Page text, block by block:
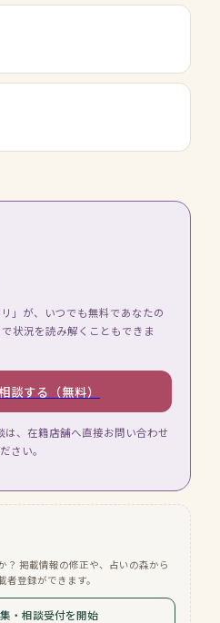
」が、いつでも無料であなたの
状況を読み解くこともできま
談する（無料）
は、在籍店舗へ直接お問い合わせ
さい。
？ 掲載情報の修正や、占いの森から
登録ができます。
・相談受付を開始